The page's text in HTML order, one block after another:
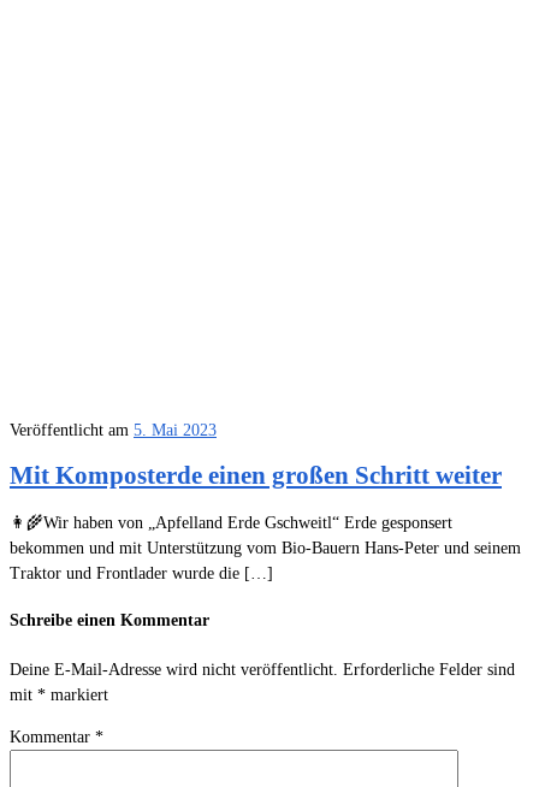
Veröffentlicht am 5. Mai 2023
Mit Komposterde einen großen Schritt weiter
👩‍🌾Wir haben von „Apfelland Erde Gschweitl“ Erde gesponsert
bekommen und mit Unterstützung vom Bio-Bauern Hans-Peter und seinem
Traktor und Frontlader wurde die […]
Schreibe einen Kommentar
Deine E-Mail-Adresse wird nicht veröffentlicht. Erforderliche Felder sind
mit * markiert
Kommentar *